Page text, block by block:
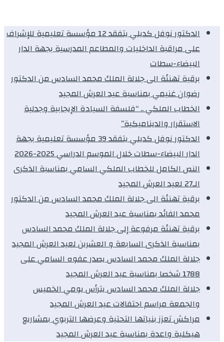
الدكتور نوفل كديلي يتفقد 12 مؤسسة تعليمية للإشراف
على مراقبة الداخليات والمطاعم المدرسية بجهة الدار
البيضاء-سطات
برقية تهنئة الى جلالة الملك محمد السادس من الدكتور
رضوان غنيمي بمناسبة عيد العرش المجيد
الخطاب الملكي .. “فلسفة السيادة الإيجابية وجدلية
الاستقرار والديناميكية”
الدكتور نوفل كديلي يتفقد 39 مؤسسة تعليمية بجهة
الدار البيضاء-سطات خلال الموسم الدراسي 2025-2026
النص الكامل للخطاب الملكي السامي بمناسبة الذكرى
الـ27 لعيد العرش المجيد
برقية تهنئة الى جلالة الملك محمد السادس من الدكتور
محمد الفائد بمناسبة عيد العرش المجيد
برقية تهنئة مرفوعة إلى جلالة الملك محمد السادس
بمناسبة الذكرى السابعة و العشرين لعيد العرش المجيد
جلالة الملك محمد السادس يصدر عفوه السامي على
1788 شخصا بمناسبة عيد العرش المجيد
جلالة الملك محمد السادس يترأس يومي الخميس
والجمعة مراسم احتفالات عيد العرش المجيد
مراكش تعزز بنياتها التحتية وعرضها التربوي بمشاريع
هيكلية واعدة بمناسبة عيد العرش المجيد